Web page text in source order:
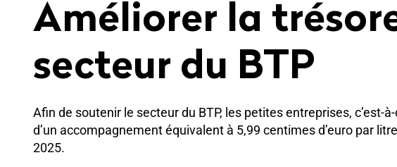
Améliorer la
secteur du BTP
Afin de soutenir le secteur du BTP, les petites entreprises,
d’un accompagnement équivalent à 5,99 centimes d’euro par
2025.